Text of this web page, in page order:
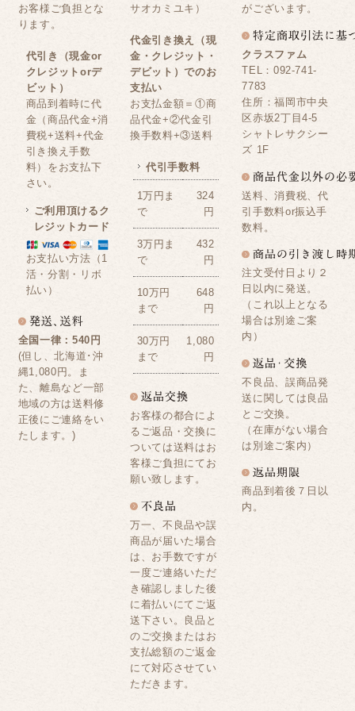
お客様ご負担とな
ります。
代引き（現金or
クレジットorデ
ビット）
商品到着時に代
金（商品代金+消
費税+送料+代金
引き換え手数
料）をお支払下
さい。
ご利用頂けるク
レジットカード
お支払い方法（1
活・分割・リボ
払い）
全国一律：540円
(但し、北海道･沖
縄1,080円。ま
た、離島など一部
地域の方は送料修
正後にご連絡をい
たします。)
サオカミユキ）
代金引き換え（現
金・クレジット・
デビット）でのお
支払い
お支払金額＝①商
品代金+②代金引
換手数料+③送料
代引手数料
1万円ま
で
324
円
3万円ま
で
432
円
10万円
まで
648
円
30万円
まで
1,080
円
お客様の都合によ
るご返品・交換に
ついては送料はお
客様ご負担にてお
願い致します。
万一、不良品や誤
商品が届いた場合
は、お手数ですが
一度ご連絡いただ
き確認しました後
に着払いにてご返
送下さい。良品と
のご交換またはお
支払総額のご返金
にて対応させてい
ただきます。
がございます。
クラスファム
TEL：092-741-
7783
住所：福岡市中央
区赤坂2丁目4-5
シャトレサクシー
ズ 1F
送料、消費税、代
引手数料or振込手
数料。
注文受付日より２
日以内に発送。
（これ以上となる
場合は別途ご案
内）
不良品、誤商品発
送に関しては良品
とご交換。
（在庫がない場合
は別途ご案内）
商品到着後７日以
内。